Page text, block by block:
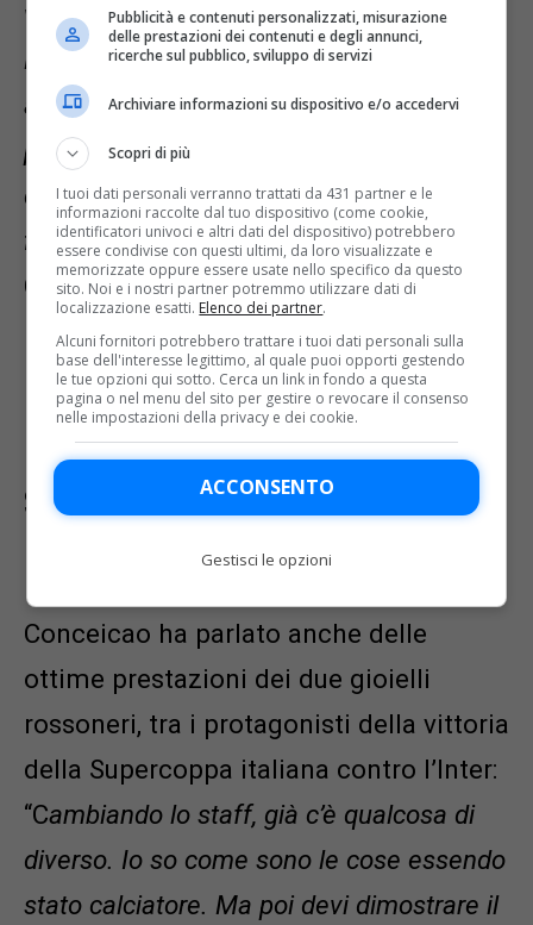
vedrò giorno dopo giorno in allenamento.
Nessuno è escluso, nessuno è un titolare
assoluto. Loftus-Cheek ha un piccolo
problema e domani non ci sarà: mi
dispiace, perché stava crescendo a livello
fisico”.Niente di grave quindi per l’ex
Chelsea, che potrebbe recuperare dopo
la sfida contro i rossoblu.
Le parole di Conceicao
su Leao e Theo
Hernandez
Conceicao ha parlato anche delle
ottime prestazioni dei due gioielli
rossoneri, tra i protagonisti della vittoria
della Supercoppa italiana contro l’Inter:
“Cambiando lo staff, già c’è qualcosa di
diverso. Io so come sono le cose essendo
stato calciatore. Ma poi devi dimostrare il
Pubblicità e contenuti personalizzati, misurazione
delle prestazioni dei contenuti e degli annunci,
ricerche sul pubblico, sviluppo di servizi
Archiviare informazioni su dispositivo e/o accedervi
Scopri di più
I tuoi dati personali verranno trattati da 431 partner e le
informazioni raccolte dal tuo dispositivo (come cookie,
identificatori univoci e altri dati del dispositivo) potrebbero
essere condivise con questi ultimi, da loro visualizzate e
memorizzate oppure essere usate nello specifico da questo
sito. Noi e i nostri partner potremmo utilizzare dati di
localizzazione esatti. Elenco dei partner.
Alcuni fornitori potrebbero trattare i tuoi dati personali sulla
base dell'interesse legittimo, al quale puoi opporti gestendo
le tue opzioni qui sotto. Cerca un link in fondo a questa
pagina o nel menu del sito per gestire o revocare il consenso
nelle impostazioni della privacy e dei cookie.
ACCONSENTO
Gestisci le opzioni